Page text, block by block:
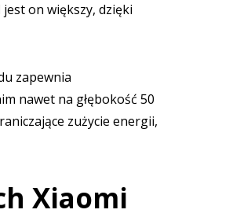
on większy, dzięki
zapewnia
nawet na głębokość 50
zużycie energii,
Xiaomi